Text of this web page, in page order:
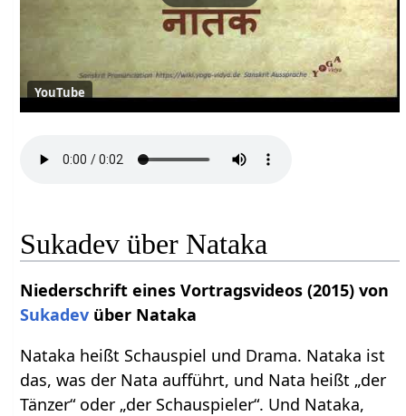
YouTube
Sukadev über Nataka
Niederschrift eines Vortragsvideos (2015) von
Sukadev über Nataka
Nataka heißt Schauspiel und Drama. Nataka ist
das, was der Nata aufführt, und Nata heißt „der
Tänzer“ oder „der Schauspieler“. Und Nataka,